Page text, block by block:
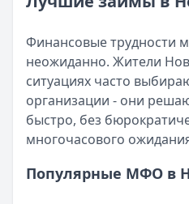
Читать статью
Все статьи
Возврат переплаты в
Опубликовано:5 декабря
Категория:МФО
Читать новость
Срочный микрозайм 15 000
Кратко:Нужны 15 000 рублей
Опубликовано:5 декабря
Читать новость
Финансовые трудности
неожиданно. Жители
ситуациях часто
организации - они
быстро, без
многочасового
Популярные МФО в